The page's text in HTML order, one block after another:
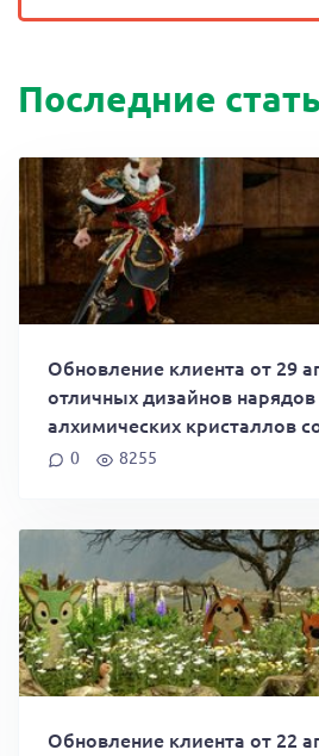
Последние
Обновление клиента от 29
отличных дизайнов
алхимических кристаллов
0 8255
Обновление клиента от 22